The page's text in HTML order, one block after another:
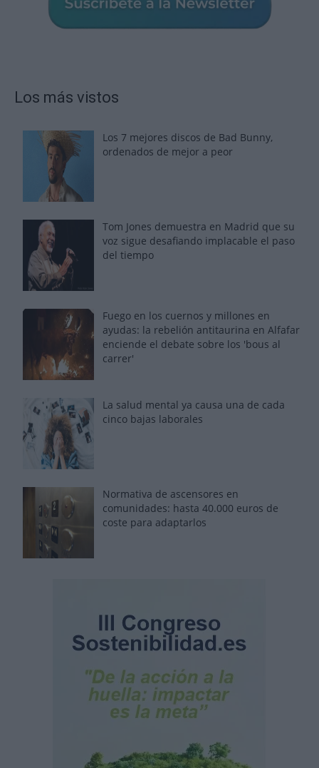
Los más vistos
Los 7 mejores discos de Bad Bunny,
ordenados de mejor a peor
Tom Jones demuestra en Madrid que su
voz sigue desafiando implacable el paso
del tiempo
Fuego en los cuernos y millones en
ayudas: la rebelión antitaurina en Alfafar
enciende el debate sobre los 'bous al
carrer'
La salud mental ya causa una de cada
cinco bajas laborales
Normativa de ascensores en
comunidades: hasta 40.000 euros de
coste para adaptarlos